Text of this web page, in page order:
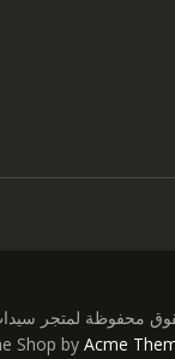
محفوظة لمتجر
Shop by Acme